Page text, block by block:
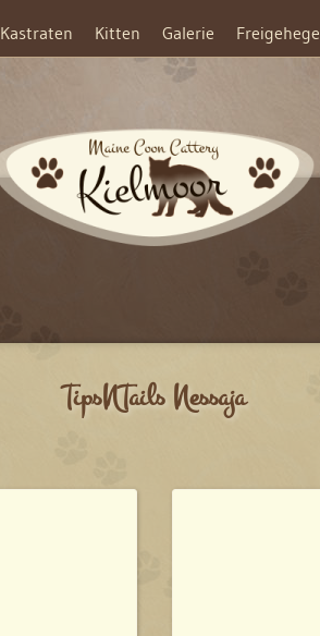
Kastraten Kitten Galerie Freigehege
TipsNTails Nessaja